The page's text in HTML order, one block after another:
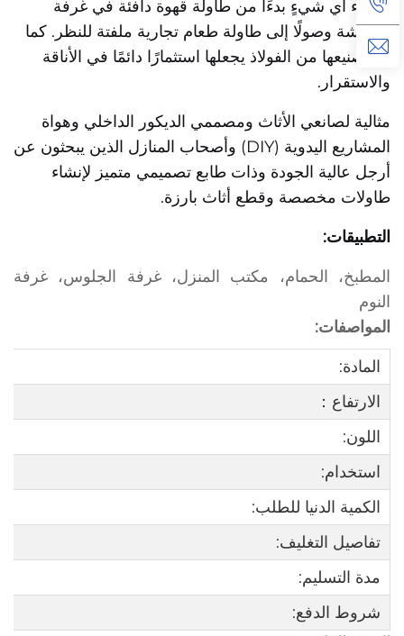
بإنشاء أي شيءٍ بدءًا من طاولة قهوة دافئة في غرفة
المعيشة وصولًا إلى طاولة طعام تجارية ملفتة للنظر. كما
أن تصنيعها من الفولاذ يجعلها استثمارًا دائمًا في الأناقة
والاستقرار.
مثالية لصانعي الأثاث ومصممي الديكور الداخلي وهواة
المشاريع اليدوية (DIY) وأصحاب المنازل الذين يبحثون عن
أرجل عالية الجودة وذات طابع تصميمي متميز لإنشاء
طاولات مخصصة وقطع أثاث بارزة.
التطبيقات:
المطبخ، الحمام، مكتب المنزل، غرفة الجلوس، غرفة
النوم
المواصفات:
المادة:
الارتفاع：
اللون:
استخدام:
الكمية الدنيا للطلب:
تفاصيل التغليف:
مدة التسليم:
شروط الدفع: